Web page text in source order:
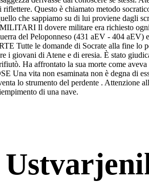
Questo è chiamato metodo
che sappiamo su di lui proviene dagli
Il dovere militare era richiesto ogni
del Peloponneso (431 aEV - 404 aEV)
Tutte le domande di Socrate alla fine lo
i giovani di Atene e di eresia. È stato
Ha affrontato la sua morte come
Una vita non esaminata non è degna di
lo strumento del perdente . Attenzione
di una nave.